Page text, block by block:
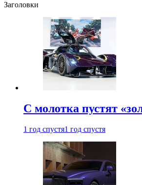
Заголовки
С молотка пустят
1 год спустя1 год спустя